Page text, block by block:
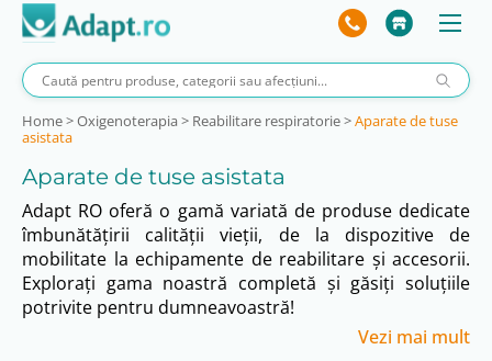
Home>Oxigenoterapia> Reabilitare respiratorie>Aparate de tuse
asistata
Aparate de tuse asistata
Adapt RO oferă o gamă variată de produse dedicate
îmbunătățirii calității vieții, de la dispozitive de
mobilitate la echipamente de reabilitare și accesorii.
Explorați gama noastră completă și găsiți soluțiile
potrivite pentru dumneavoastră!
Vezi mai mult